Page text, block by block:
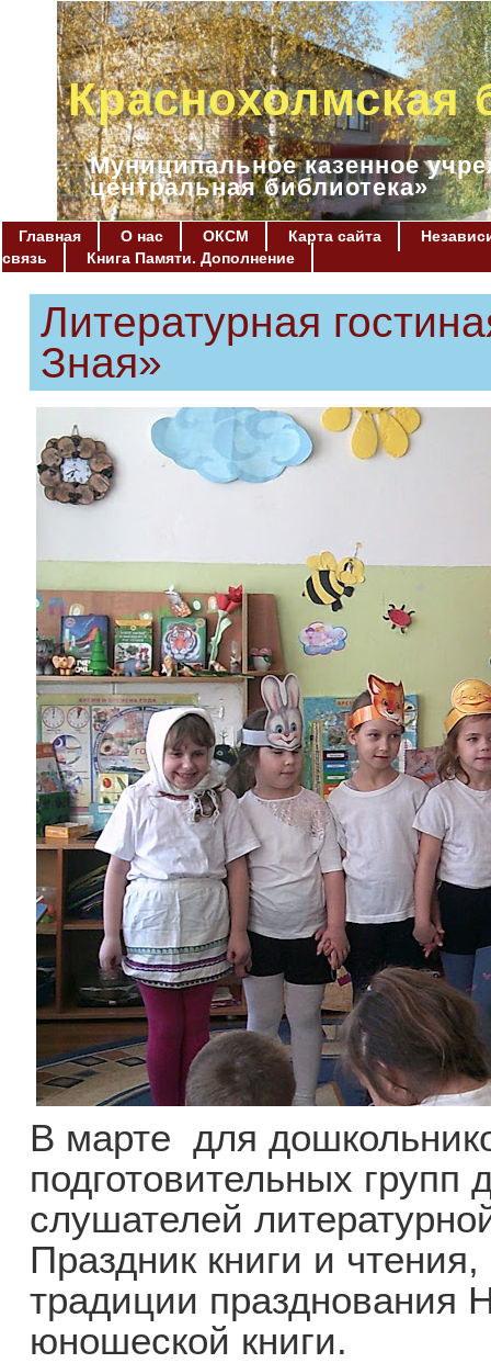
Краснохолмская
Муниципальное казенное
центральная библиотека»
Главная О нас ОКСМ Карта сайта
связь
Книга Памяти. Дополнение
Литературная
Зная»
В марте для
подготовительных групп
слушателей
Праздник книги и
традиции празднования
юношеской книги.